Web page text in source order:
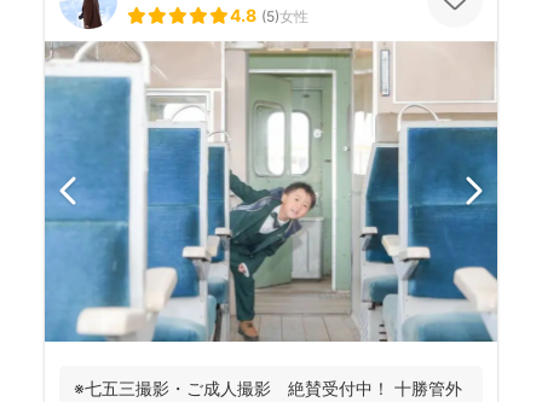
4.8 (5)女性
※七五三撮影・ご成人撮影 絶賛受付中！ 十勝管外